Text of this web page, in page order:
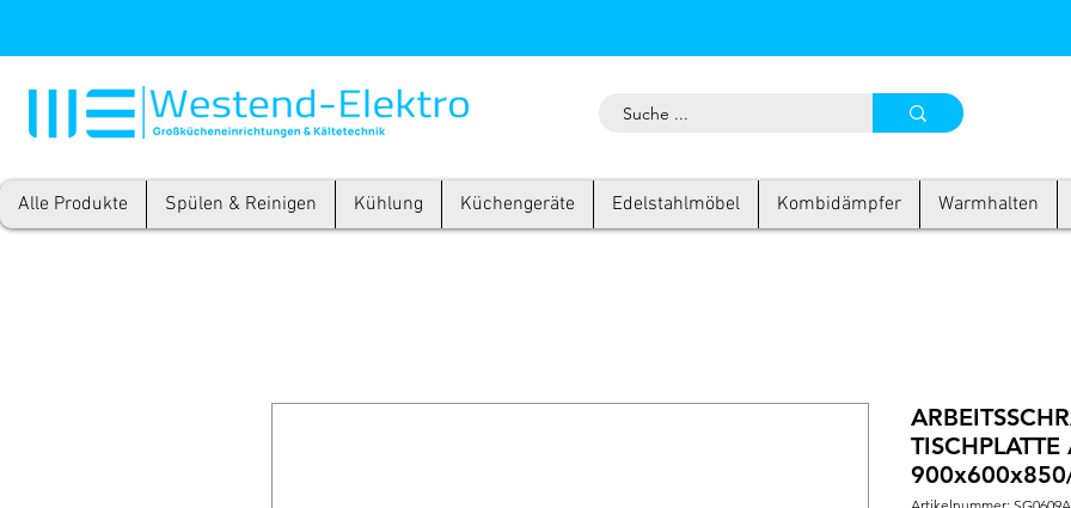
Alle Produkte Spülen & Reinigen Kühlung Küchengeräte Edelstahlmöbel Kombidämpfer Warmhalten
TISCHPLATTE